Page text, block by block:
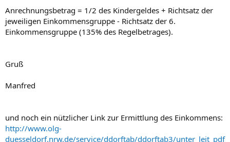
Anrechnungsbetrag = 1/2 des Kindergeldes + Richtsatz der
jeweiligen Einkommensgruppe - Richtsatz der 6.
Einkommensgruppe (135% des Regelbetrages).
Gruß
Manfred
und noch ein nützlicher Link zur Ermittlung des Einkommens:
http://www.olg-
duesseldorf.nrw.de/service/ddorftab/ddorftab3/unter_leit_pdf